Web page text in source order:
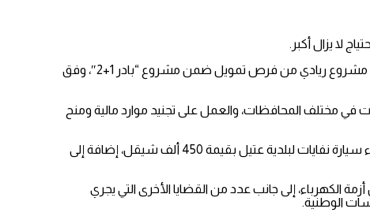
لا يزال أكبر.
وفي هذا الإطار، جرى توجيه الهيئات المحلية لتشجيع العاطلين عن العمل على التقدم لبرامج تمويل المشاريع الريادية، حيث استفاد 196 صاحب مشروع ريادي من فرص تمويل ضمن مشروع “بادر 1+2″، وفق
في مختلف المحافظات، والعمل على تجنيد موارد مالية ومنح
ومن بين المساهمات التي جرى توفيرها سابقًا لمحافظة طولكرم، تزويد بلدية الكفريات بآلية “باجر” بقيمة 460 ألف شيقل، وطرح عطاء لشراء سيارة نفايات لبلدية عتيل بقيمة 450 ألف شيقل، إضافة إلى
الكهرباء، إلى جانب عدد من القضايا الأخرى التي يجري
الوطنية.